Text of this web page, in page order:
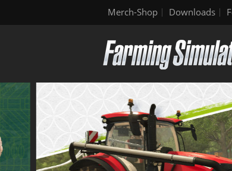
Merch-Shop Downloads